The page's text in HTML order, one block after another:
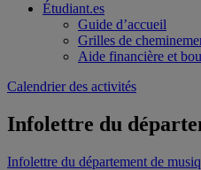
Étudiant.es
Guide d’accueil
Grilles de
Aide financière et
Calendrier des activités
Infolettre du
Infolettre du département de